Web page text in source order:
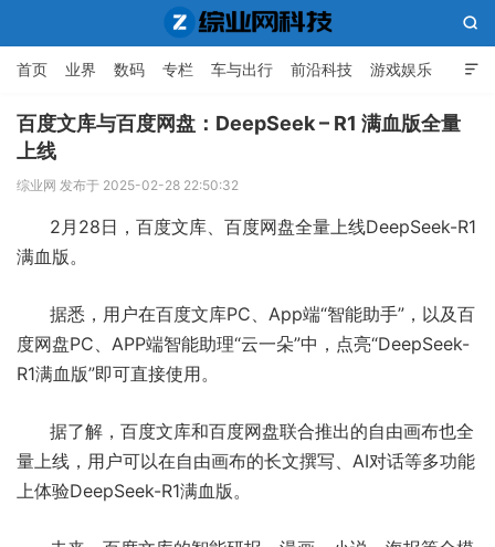
综业网科技

首页 业界 数码 专栏 车与出行 前沿科技 游戏娱乐
人工智能

百度文库与百度网盘：DeepSeek – R1 满血版全量
上线
综业网 发布于 2025-02-28 22:50:32
2月28日，百度文库、百度网盘全量上线DeepSeek-R1
满血版。
据悉，用户在百度文库PC、App端“智能助手”，以及百
度网盘PC、APP端智能助理“云一朵”中，点亮“DeepSeek-
R1满血版”即可直接使用。
据了解，百度文库和百度网盘联合推出的自由画布也全
量上线，用户可以在自由画布的长文撰写、AI对话等多功能
上体验DeepSeek-R1满血版。